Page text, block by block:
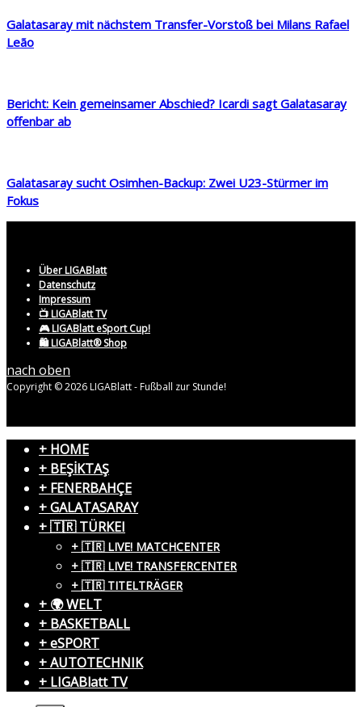
Galatasaray mit nächstem Transfer-Vorstoß bei Milans Rafael
Leão
Bericht: Kein gemeinsamer Abschied? Icardi sagt Galatasaray
offenbar ab
Galatasaray sucht Osimhen-Backup: Zwei U23-Stürmer im
Fokus
Über LIGABlatt
Datenschutz
Impressum
📺 LIGABlatt TV
🎮 LIGABlatt eSport Cup!
🛍️ LIGABlatt® Shop
nach oben
Copyright © 2026 LIGABlatt - Fußball zur Stunde!
+ HOME
+ BEŞİKTAŞ
+ FENERBAHÇE
+ GALATASARAY
+ 🇹🇷 TÜRKEI
+ 🇹🇷 LIVE! MATCHCENTER
+ 🇹🇷 LIVE! TRANSFERCENTER
+ 🇹🇷 TITELTRÄGER
+ 🌍 WELT
+ BASKETBALL
+ eSPORT
+ AUTOTECHNIK
+ LIGABlatt TV